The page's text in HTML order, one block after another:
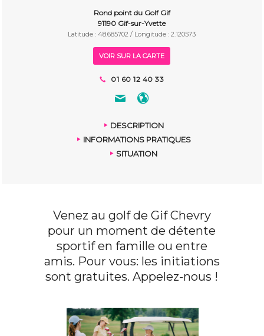
Rond point du Golf Gif
91190 Gif-sur-Yvette
Latitude : 48.685702 / Longitude : 2.120573
VOIR SUR LA CARTE
01 60 12 40 33
DESCRIPTION
INFORMATIONS PRATIQUES
SITUATION
Venez au golf de Gif Chevry
pour un moment de détente
sportif en famille ou entre
amis. Pour vous: les initiations
sont gratuites. Appelez-nous !